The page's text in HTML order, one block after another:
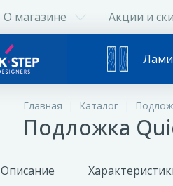
О магазине Акции и
Главная Каталог
Подложка
Описание